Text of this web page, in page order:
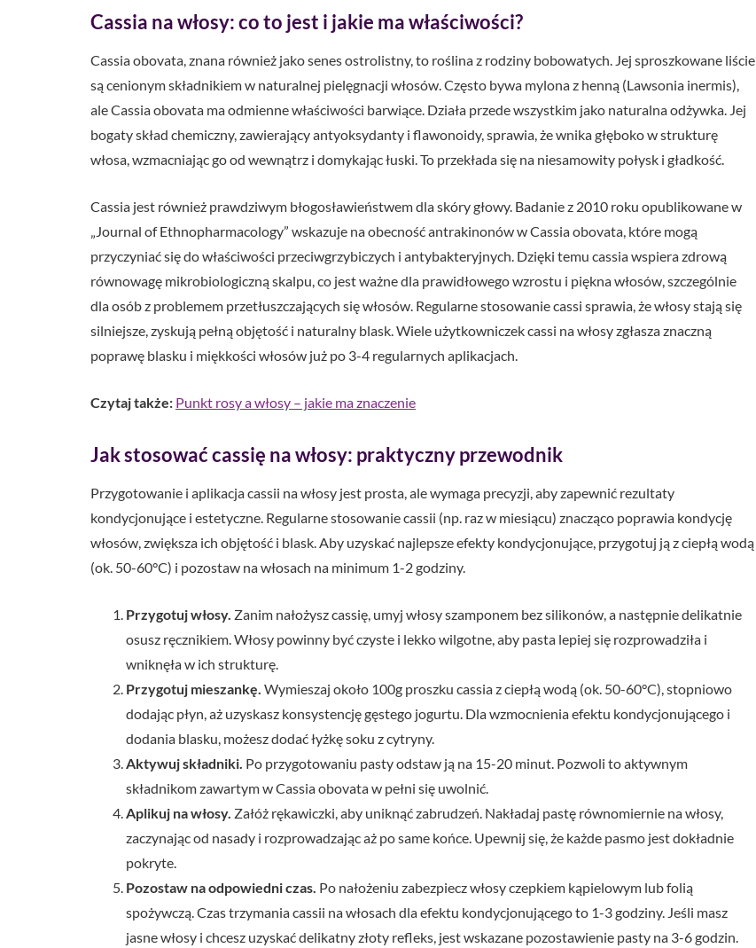
Cassia na włosy: co to jest i jakie ma właściwości?
Cassia obovata, znana również jako senes ostrolistny, to roślina z rodziny bobowatych. Jej sproszkowane liście
są cenionym składnikiem w naturalnej pielęgnacji włosów. Często bywa mylona z henną (Lawsonia inermis),
ale Cassia obovata ma odmienne właściwości barwiące. Działa przede wszystkim jako naturalna odżywka. Jej
bogaty skład chemiczny, zawierający antyoksydanty i flawonoidy, sprawia, że wnika głęboko w strukturę
włosa, wzmacniając go od wewnątrz i domykając łuski. To przekłada się na niesamowity połysk i gładkość.
Cassia jest również prawdziwym błogosławieństwem dla skóry głowy. Badanie z 2010 roku opublikowane w
„Journal of Ethnopharmacology” wskazuje na obecność antrakinonów w Cassia obovata, które mogą
przyczyniać się do właściwości przeciwgrzybiczych i antybakteryjnych. Dzięki temu cassia wspiera zdrową
równowagę mikrobiologiczną skalpu, co jest ważne dla prawidłowego wzrostu i piękna włosów, szczególnie
dla osób z problemem przetłuszczających się włosów. Regularne stosowanie cassi sprawia, że włosy stają się
silniejsze, zyskują pełną objętość i naturalny blask. Wiele użytkowniczek cassi na włosy zgłasza znaczną
poprawę blasku i miękkości włosów już po 3-4 regularnych aplikacjach.
Czytaj także: Punkt rosy a włosy – jakie ma znaczenie
Jak stosować cassię na włosy: praktyczny przewodnik
Przygotowanie i aplikacja cassii na włosy jest prosta, ale wymaga precyzji, aby zapewnić rezultaty
kondycjonujące i estetyczne. Regularne stosowanie cassii (np. raz w miesiącu) znacząco poprawia kondycję
włosów, zwiększa ich objętość i blask. Aby uzyskać najlepsze efekty kondycjonujące, przygotuj ją z ciepłą wodą
(ok. 50-60°C) i pozostaw na włosach na minimum 1-2 godziny.
Przygotuj włosy. Zanim nałożysz cassię, umyj włosy szamponem bez silikonów, a następnie delikatnie
osusz ręcznikiem. Włosy powinny być czyste i lekko wilgotne, aby pasta lepiej się rozprowadziła i
wniknęła w ich strukturę.
Przygotuj mieszankę. Wymieszaj około 100g proszku cassia z ciepłą wodą (ok. 50-60°C), stopniowo
dodając płyn, aż uzyskasz konsystencję gęstego jogurtu. Dla wzmocnienia efektu kondycjonującego i
dodania blasku, możesz dodać łyżkę soku z cytryny.
Aktywuj składniki. Po przygotowaniu pasty odstaw ją na 15-20 minut. Pozwoli to aktywnym
składnikom zawartym w Cassia obovata w pełni się uwolnić.
Aplikuj na włosy. Załóż rękawiczki, aby uniknąć zabrudzeń. Nakładaj pastę równomiernie na włosy,
zaczynając od nasady i rozprowadzając aż po same końce. Upewnij się, że każde pasmo jest dokładnie
pokryte.
Pozostaw na odpowiedni czas. Po nałożeniu zabezpiecz włosy czepkiem kąpielowym lub folią
spożywczą. Czas trzymania cassii na włosach dla efektu kondycjonującego to 1-3 godziny. Jeśli masz
jasne włosy i chcesz uzyskać delikatny złoty refleks, jest wskazane pozostawienie pasty na 3-6 godzin.